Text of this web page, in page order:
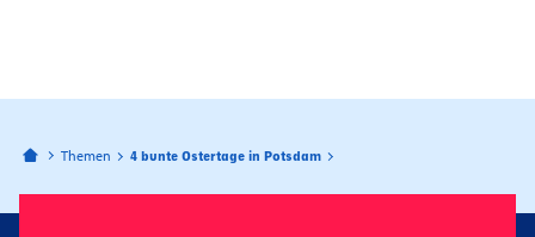
Bahnhofspassagen Potsdam
Themen 4 bunte Ostertage in Potsdam